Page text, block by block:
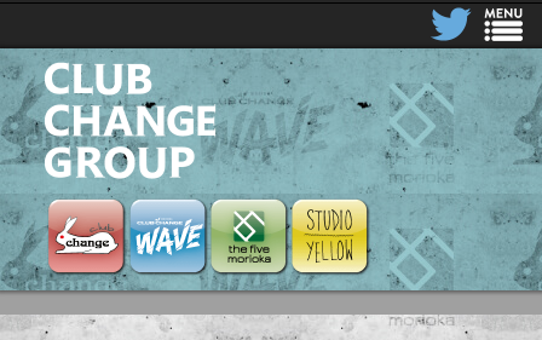
CLUB CHANGE GROUP
Club ChangeClub Change Wave
the five moriokaSTUDIO YELLOW